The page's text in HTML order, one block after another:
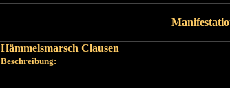
Hämmelsmarsch Clausen
Beschreibung: